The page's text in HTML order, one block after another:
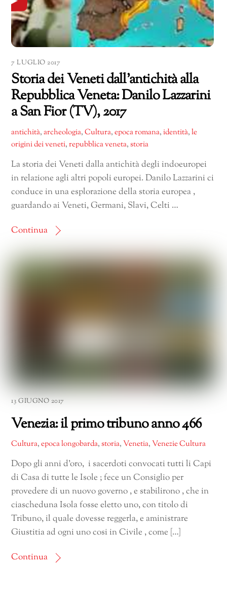
7 LUGLIO 2017
Storia dei Veneti dall’antichità alla
Repubblica Veneta: Danilo Lazzarini
a San Fior (TV), 2017
antichità,archeologia,Cultura,epoca romana,identità,le
origini dei veneti,repubblica veneta,storia
La storia dei Veneti dalla antichità degli indoeuropei
in relazione agli altri popoli europei. Danilo Lazzarini ci
conduce in una esplorazione della storia europea ,
guardando ai Veneti, Germani, Slavi, Celti …
Continua
13 GIUGNO 2017
Venezia: il primo tribuno anno 466
Cultura,epoca longobarda,storia,Venetia,Venezie Cultura
Dopo gli anni d’oro, i sacerdoti convocati tutti li Capi
di Casa di tutte le Isole ; fece un Consiglio per
provedere di un nuovo governo , e stabilirono , che in
ciascheduna Isola fosse eletto uno, con titolo di
Tribuno, il quale dovesse reggerla, e aministrare
Giustitia ad ogni uno cosi in Civile , come […]
Continua